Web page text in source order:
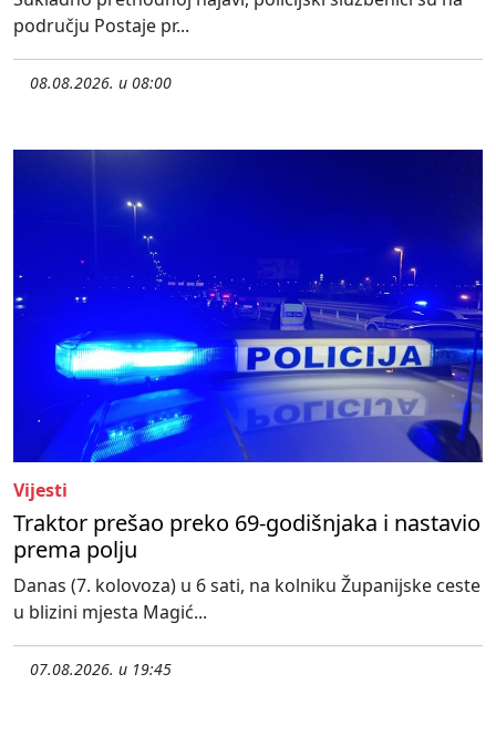
području Postaje pr...
08.08.2026. u 08:00
Vijesti
Traktor prešao preko 69-godišnjaka i nastavio
prema polju
Danas (7. kolovoza) u 6 sati, na kolniku Županijske ceste
u blizini mjesta Magić...
07.08.2026. u 19:45